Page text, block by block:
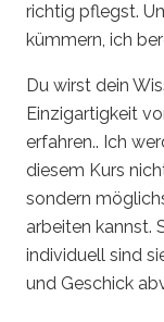
richtig pflegst.
kümmern, ich
Du wirst dein
Einzigartigkeit
erfahren.. Ich
diesem Kurs
sondern
arbeiten kannst.
individuell sind
und Geschick